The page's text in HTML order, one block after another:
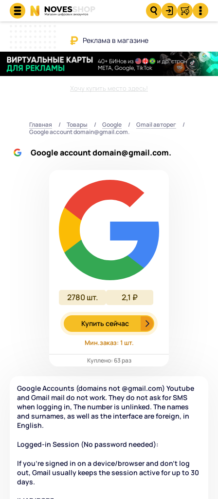
Реклама в магазине
Хочу купить место здесь!
Главная Товары Google
Gmail авторег
Google account domain@gmail.com.
Google account domain@gmail.com.
2780 шт. 2,1 ₽
Купить сейчас
Мин.заказ: 1 шт.
Куплено: 63 раз
Google Accounts (domains not @gmail.com) Youtube
and Gmail mail do not work. They do not ask for SMS
when logging in, The number is unlinked. The names
and surnames, as well as the interface are foreign, in
English.
Logged-in Session (No password needed):
If you're signed in on a device/browser and don't log
out, Gmail usually keeps the session active for up to 30
days.